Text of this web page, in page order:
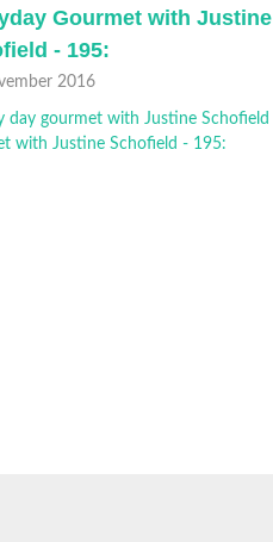
Gourmet with Justine
- 195:
2016